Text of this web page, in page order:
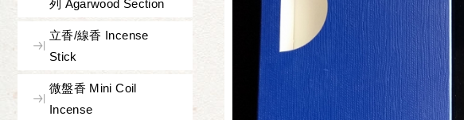
列 Agarwood Section
立香/線香 Incense
Stick
微盤香 Mini Coil
Incense